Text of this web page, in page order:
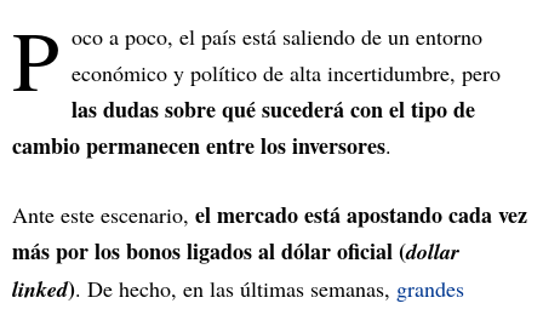
P oco a poco, el país está saliendo de un entorno
económico y político de alta incertidumbre, pero
las dudas sobre qué sucederá con el tipo de
cambio permanecen entre los inversores.
Ante este escenario, el mercado está apostando cada vez
más por los bonos ligados al dólar oficial (dollar
linked). De hecho, en las últimas semanas, grandes